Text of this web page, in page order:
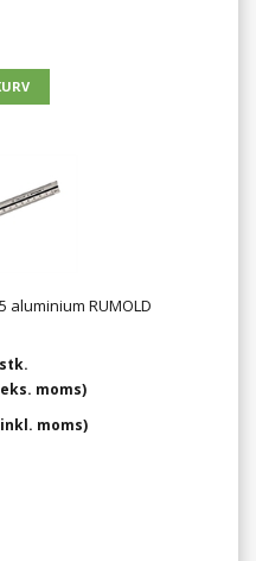
aluminium RUMOLD
moms)
moms)